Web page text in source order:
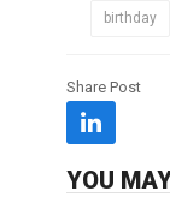
birthday
Share Post
YOU